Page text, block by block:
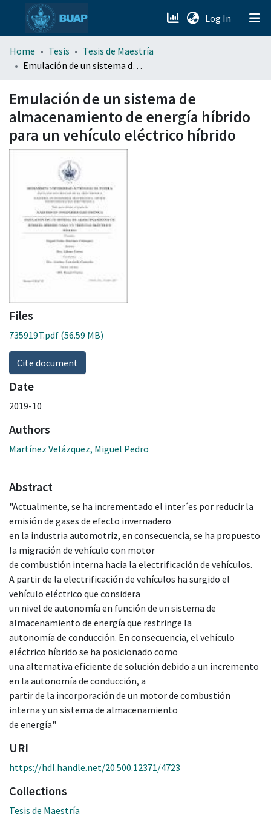
Log In (current)
menu.section.about_menu
Home Tesis
Tesis de Maestría
Emulación de un sistema de almacenamiento de energía híbrido para un vehículo eléctrico híbrido
Emulación de un sistema de
almacenamiento de energía híbrido
para un vehículo eléctrico híbrido
Files
735919T.pdf (56.59 MB)
Cite document
Date
2019-10
Authors
Martínez Velázquez, Miguel Pedro
Abstract
"Actualmente, se ha incrementado el inter ́es por reducir la
emisión de gases de efecto invernadero
en la industria automotriz, en consecuencia, se ha propuesto
la migración de vehículo con motor
de combustión interna hacia la electrificación de vehículos.
A partir de la electrificación de vehículos ha surgido el
vehículo eléctrico que considera
un nivel de autonomía en función de un sistema de
almacenamiento de energía que restringe la
autonomía de conducción. En consecuencia, el vehículo
eléctrico híbrido se ha posicionado como
una alternativa eficiente de solución debido a un incremento
en la autonomía de conducción, a
partir de la incorporación de un motor de combustión
interna y un sistema de almacenamiento
de energía"
URI
https://hdl.handle.net/20.500.12371/4723
Collections
Tesis de Maestría